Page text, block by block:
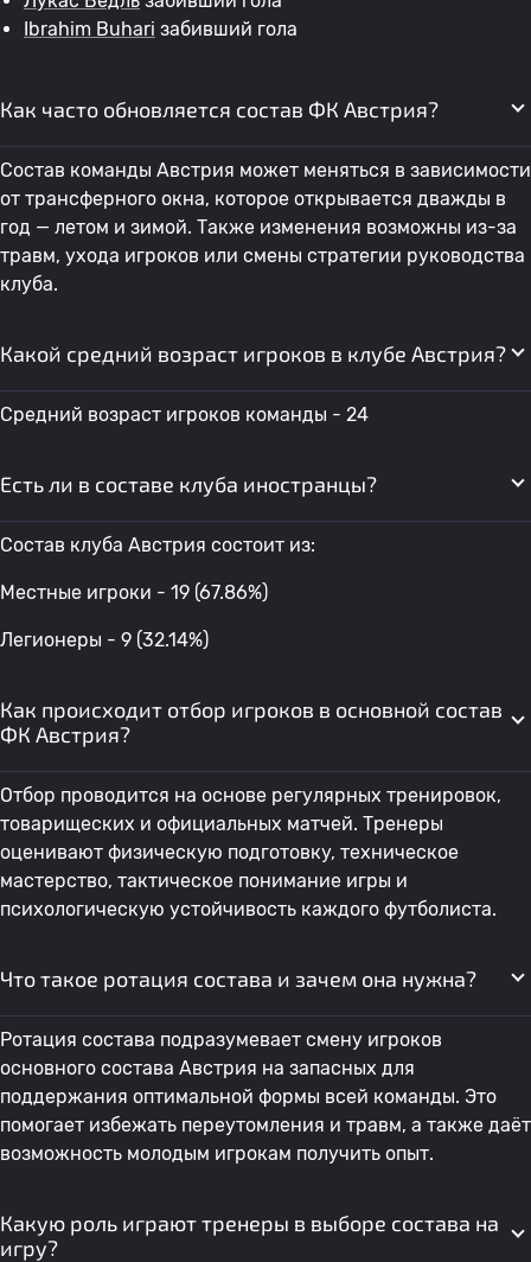
Ibrahim Buhari забивший гола
Как часто обновляется состав ФК Австрия?
Состав команды Австрия может меняться в зависимости
от трансферного окна, которое открывается дважды в
год — летом и зимой. Также изменения возможны из-за
травм, ухода игроков или смены стратегии руководства
клуба.
Какой средний возраст игроков в клубе Австрия?
Средний возраст игроков команды - 24
Есть ли в составе клуба иностранцы?
Состав клуба Австрия состоит из:
Местные игроки - 19 (67.86%)
Легионеры - 9 (32.14%)
Как происходит отбор игроков в основной состав
ФК Австрия?
Отбор проводится на основе регулярных тренировок,
товарищеских и официальных матчей. Тренеры
оценивают физическую подготовку, техническое
мастерство, тактическое понимание игры и
психологическую устойчивость каждого футболиста.
Что такое ротация состава и зачем она нужна?
Ротация состава подразумевает смену игроков
основного состава Австрия на запасных для
поддержания оптимальной формы всей команды. Это
помогает избежать переутомления и травм, а также даёт
возможность молодым игрокам получить опыт.
Какую роль играют тренеры в выборе состава на
игру?